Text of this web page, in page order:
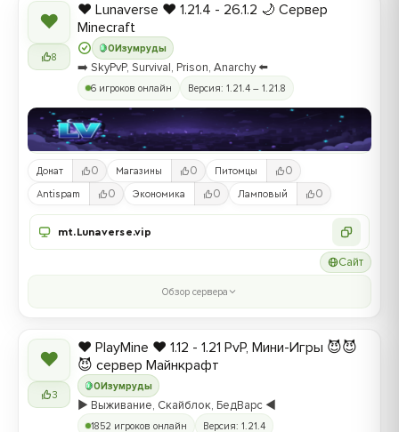
❤
8
0Изумруды
❤️ Lunaverse ❤️ 1.21.4 - 26.1.2 🌙 Сервер
Minecraft
➡️ SkyPvP, Survival, Prison, Anarchy ⬅️
6 игроков онлайн Версия: 1.21.4 – 1.21.8
Донат 0 Магазины 0 Питомцы 0
Antispam 0 Экономика 0 Ламповый 0
mt.Lunaverse.vip
Сайт
Обзор сервера
❤
3
0Изумруды
❤️ PlayMine ❤️ 1.12 - 1.21 PvP, Мини-Игры 😈😈
😈 сервер Майнкрафт
▶️ Выживание, Скайблок, БедВарс ◀️
1852 игроков онлайн Версия: 1.21.4